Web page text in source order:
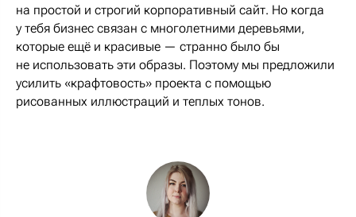
на простой и строгий корпоративный сайт. Но когда
у тебя бизнес связан с многолетними деревьями,
которые ещё и красивые — странно было бы
не использовать эти образы. Поэтому мы предложили
усилить «крафтовость» проекта с помощью
рисованных иллюстраций и теплых тонов.